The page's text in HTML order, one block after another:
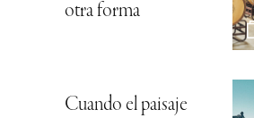
otra forma
Cuando el paisaje